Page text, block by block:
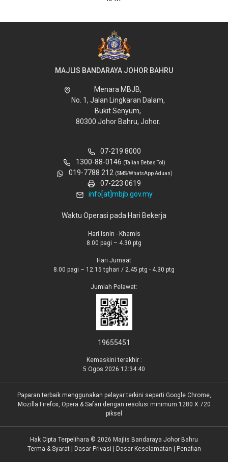
MAJLIS BANDARAYA JOHOR BAHRU
Menara MBJB,
No. 1, Jalan Lingkaran Dalam,
Bukit Senyum,
80300 Johor Bahru, Johor.
07-219 8000
1300-88-0146 (Talian Bebas Tol)
019-7788 212 (SMS/WhatsApp Aduan)
07-223 0619
info[at]mbjb.gov.my
Waktu Operasi pada Hari Bekerja
Hari Isnin - Khamis
8.00 pagi – 4.30 ptg
Hari Jumaat
8.00 pagi – 12.15 tghari / 2.45 ptg - 4.30 ptg
Jumlah Pelawat:
19655451
Kemaskini terakhir :
5 Ogos 2026 12:34:40
Paparan terbaik menggunakan pelayar terkini seperti Google Chrome,
Mozilla Firefox, Opera & Safari dengan resolusi minimum 1280 X 720
piksel
Hak Cipta Terpelihara © 2026 Majlis Bandaraya Johor Bahru
Terma & Syarat| Dasar Privasi Dasar Keselamatan Penafian